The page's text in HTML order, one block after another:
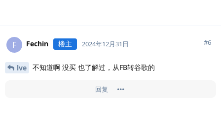
F Fechin 楼主 2024年12月31日 #6
lve 不知道啊 没买 也了解过，从FB转谷歌的
回复